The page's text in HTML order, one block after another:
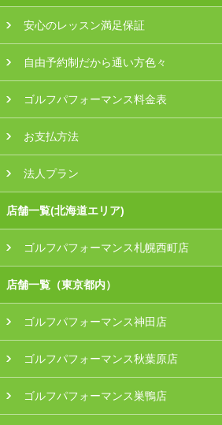
安心のレッスン満足保証
自由予約制だから通い方色々
ゴルフパフォーマンス料金表
お支払方法
法人プラン
店舗一覧(北海道エリア)
ゴルフパフォーマンス札幌西町店
店舗一覧（東京都内）
ゴルフパフォーマンス神田店
ゴルフパフォーマンス秋葉原店
ゴルフパフォーマンス巣鴨店